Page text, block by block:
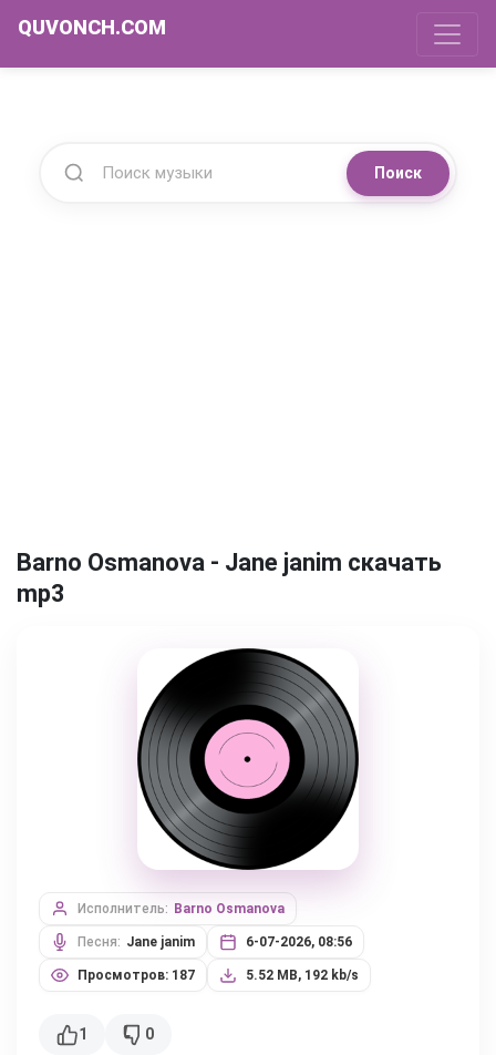
QUVONCH.COM
Поиск
Barno Osmanova - Jane janim скачать
mp3
Исполнитель: Barno Osmanova
Песня: Jane janim 6-07-2026, 08:56
Просмотров: 187 5.52 MB, 192 kb/s
1 0